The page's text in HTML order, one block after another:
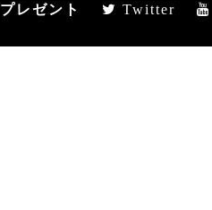
プレゼント Twitter